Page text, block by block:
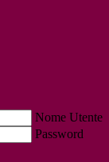
Nome Utente
Password